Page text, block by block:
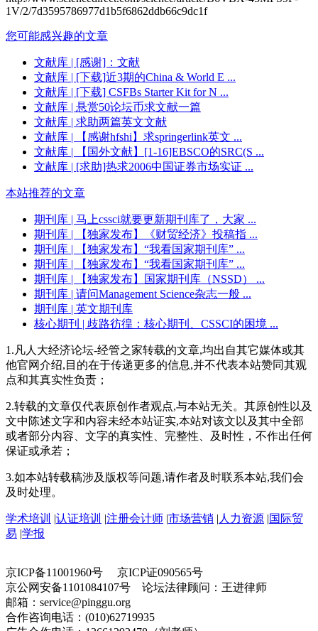
1V/2/7d3595786977d1b5f6862ddb66c9dc1f
您可能感兴趣的文章
文献库 | [感谢]：文献
文献库 | [下载]近3期的China & World E ...
文献库 | [下载] CSFBs Starter Kit for N ...
文献库 | 悬赏50论坛币求文献一篇
文献库 | 求助两篇英文文献
文献库 | 【感谢hfshi】求springerlink英文 ...
文献库 | 【国外文献】[1-16]EBSCO的SRC(S ...
文献库 | [求助]热求2006中国证券市场实证 ...
本站推荐的文章
期刊库 | 马上cssci就要更新期刊库了，大家 ...
期刊库 | 【独家发布】《财贸经济》投稿指 ...
期刊库 | 【独家发布】“我看国家期刊库” ...
期刊库 | 【独家发布】“我看国家期刊库” ...
期刊库 | 【独家发布】国家期刊库（NSSD） ...
期刊库 | 请问Management Science杂志一般 ...
期刊库 | 英文期刊库
核心期刊 | 歧路彷徨：核心期刊、CSSCI的困境 ...
1.凡人大经济论坛-经管之家转载的文章,均出自其它媒体或其
他官网介绍,目的在于传递更多的信息,并不代表本站赞同其观
点和其真实性负责；
2.转载的文章仅代表原创作者观点,与本站无关。其原创性以及
文中陈述文字和内容未经本站证实,本站对该文以及其中全部
或者部分内容、文字的真实性、完整性、及时性，不作出任何
保证或承若；
3.如本站转载稿涉及版权等问题,请作者及时联系本站,我们会
及时处理。
学术培训 |认证培训 |注册会计师 |市场营销 | 人力资源 |国际贸
易 |学报
京ICP备11001960号 京ICP证090565号
京公网安备1101084107号 论坛法律顾问：王进律师
邮箱：service@pinggu.org
合作咨询电话：(010)62719935